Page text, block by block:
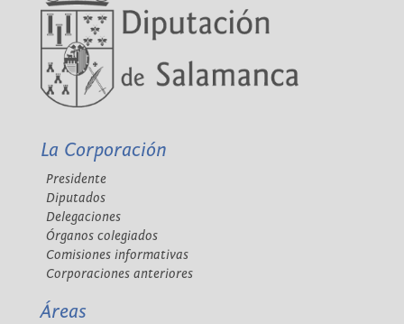
La Corporación
Presidente
Diputados
Delegaciones
Órganos colegiados
Comisiones informativas
Corporaciones anteriores
Áreas